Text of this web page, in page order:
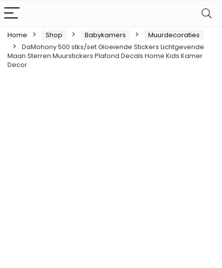
Home Shop Babykamers
Muurdecoraties
DaMohony 500 stks/set Gloeiende Stickers Lichtgevende
Maan Sterren Muurstickers Plafond Decals Home Kids Kamer
Decor